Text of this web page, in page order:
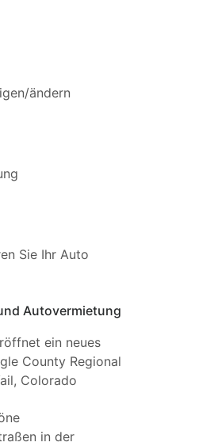
ändern
Sie Ihr Auto
Autovermietung
ein neues
County Regional
Colorado
in der